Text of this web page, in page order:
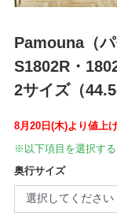
Pamouna（
S1802R・
2サイズ（
8月20日(木)より値上
※以下項目を選択す
奥行サイズ